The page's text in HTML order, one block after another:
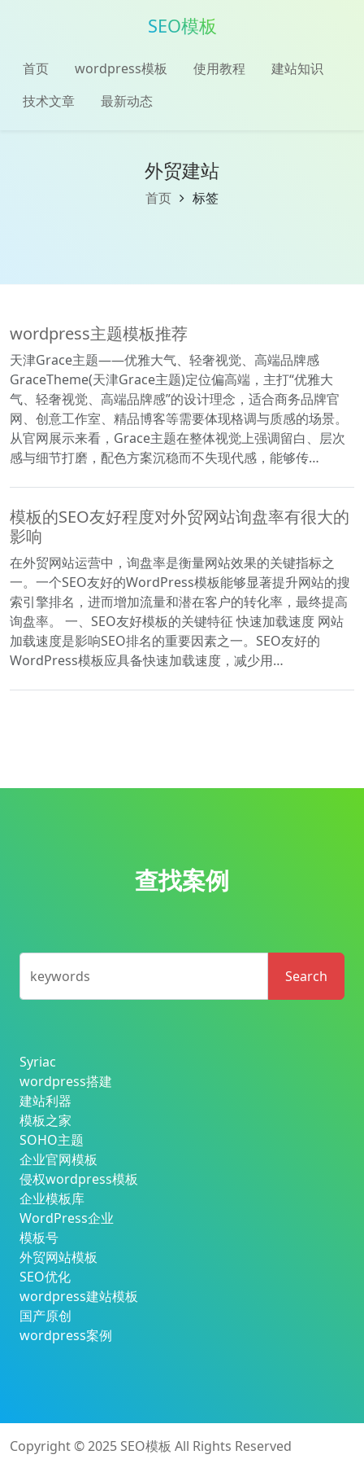
SEO模板
首页 wordpress模板 使用教程
建站知识
技术文章
最新动态
外贸建站
首页 标签
wordpress主题模板推荐
天津Grace主题——优雅大气、轻奢视觉、高端品牌感
GraceTheme(天津Grace主题)定位偏高端，主打“优雅大
气、轻奢视觉、高端品牌感”的设计理念，适合商务品牌官
网、创意工作室、精品博客等需要体现格调与质感的场景。
从官网展示来看，Grace主题在整体视觉上强调留白、层次
感与细节打磨，配色方案沉稳而不失现代感，能够传…
模板的SEO友好程度对外贸网站询盘率有很大的
影响
在外贸网站运营中，询盘率是衡量网站效果的关键指标之
一。一个SEO友好的WordPress模板能够显著提升网站的搜
索引擎排名，进而增加流量和潜在客户的转化率，最终提高
询盘率。 一、SEO友好模板的关键特征 快速加载速度 网站
加载速度是影响SEO排名的重要因素之一。SEO友好的
WordPress模板应具备快速加载速度，减少用…
查找案例
keywords Search
Syriac
wordpress搭建
建站利器
模板之家
SOHO主题
企业官网模板
侵权wordpress模板
企业模板库
WordPress企业
模板号
外贸网站模板
SEO优化
wordpress建站模板
国产原创
wordpress案例
Copyright © 2025 SEO模板 All Rights Reserved